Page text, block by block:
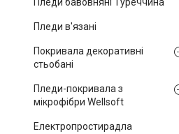
Пледи в'язані
Покривала декоративні
стьобані
Пледи-покривала з
мікрофібри Wellsoft
Електропростирадла